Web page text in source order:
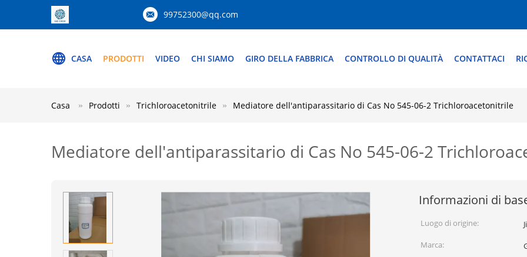
99752300@qq.com
CASA PRODOTTI VIDEO CHI SIAMO GIRO DELLA FABBRICA CONTROLLO DI QUALITÀ CONTATTACI
Casa Prodotti Trichloroacetonitrile Mediatore dell'antiparassitario di Cas No 545-06-2 Trichloroacetonitrile
Mediatore dell'antiparassitario di Cas No 545-06-2
Informazioni di
Luogo di origine:
Marca: